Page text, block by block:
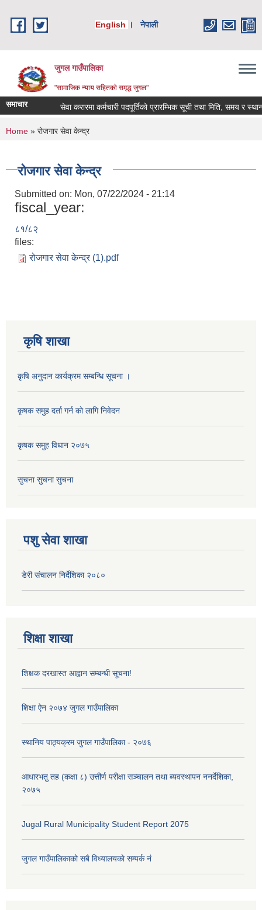
English
। नेपाली
जुगल गाउँपालिका
"सामाजिक न्याय सहितकाे समृद्ध जुगल"
समाचार सेवा करारमा कर्मचारी पदपूर्तिको प्रारम्भिक सूची तथा मिति, समय र स्थान
You are here
Home » रोजगार सेवा केन्द्र
रोजगार सेवा केन्द्र
Submitted on: Mon, 07/22/2024 - 21:14
fiscal_year:
८१/८२
files:
रोजगार सेवा केन्द्र (1).pdf
कृषि शाखा
कृषि अनुदान कार्यक्रम सम्बन्धि सूचना ।
कृषक समुह दर्ता गर्न काे लागि निवेदन
कृषक समुह विधान २०७५
सुचना सुचना सुचना
पशु सेवा शाखा
डेरी संचालन निर्देशिका २०८०
शिक्षा शाखा
शिक्षक दरखास्त आह्वान सम्बन्धी सूचना!
शिक्षा ऐन २०७४ जुगल गाउँपालिका
स्थानिय पाठ्यक्रम जुगल गाउँपालिका - २०७६
आधारभतु तह (कक्षा ८) उत्तीर्ण परीक्षा सञ्चालन तथा ब्यवस्थापन ननर्देशिका,
२०७५
Jugal Rural Municipality Student Report 2075
जुगल गाउँपालिकाको सबै विध्यालयकाे सम्पर्क नं